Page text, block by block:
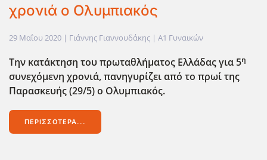
χρονιά ο Ολυμπιακός
29 Μαΐου 2020 | Γιάννης Γιαννουδάκης | Α1 Γυναικών
Την κατάκτηση του πρωταθλήματος Ελλάδας για 5η
συνεχόμενη χρονιά, πανηγυρίζει από το πρωί της
Παρασκευής (29/5) ο Ολυμπιακός.
ΠΕΡΙΣΣΌΤΕΡΑ...